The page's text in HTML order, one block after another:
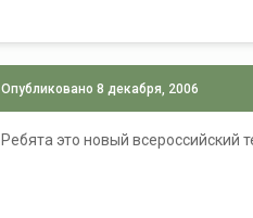
Опубликовано8 декабря, 2006
Ребята это новый всероссийский